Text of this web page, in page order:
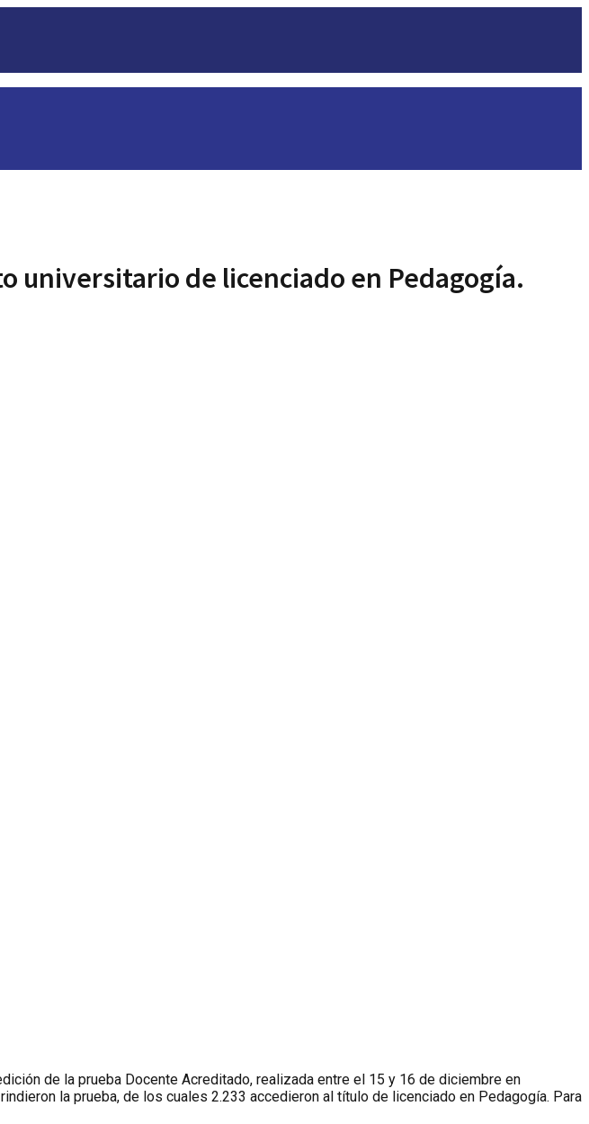
universitario de licenciado en Pedagogía.
de la prueba Docente Acreditado, realizada entre el 15 y 16 de diciembre en
la prueba, de los cuales 2.233 accedieron al título de licenciado en Pedagogía. Para